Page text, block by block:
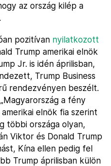
az ország kilép a
pozitívan nyilatkozott
Trump amerikai elnök
Jr. is idén áprilisban,
Trump Business
rendezvényen beszélt.
a fény
elnök fia szerint
többi országa olyan,
Viktor és Donald Trump
Kína ellen pedig fel
Trump áprilisban külön